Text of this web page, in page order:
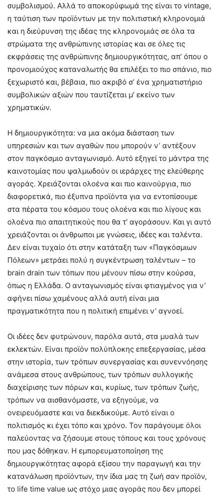
συμβολισμού. Αλλά το αποκορύφωμά της είναι το vintage,
η ταύτιση των προϊόντων με την πολιτιστική κληρονομιά
και η διεύρυνση της ιδέας της κληρονομιάς σε όλα τα
στρώματα της ανθρώπινης ιστορίας και σε όλες τις
εκφράσεις της ανθρώπινης δημιουργικότητας, απ’ όπου ο
προνομιούχος καταναλωτής θα επιλέξει το πιο σπάνιο, πιο
ξεχωριστό και, βέβαια, πιο ακριβό σ’ ένα χρηματιστήριο
συμβολικών αξιών που ταυτίζεται μ’ εκείνο των
χρηματικών.
Η δημιουργικότητα: να μια ακόμα διάσταση των
υπηρεσιών και των αγαθών που μπορούν ν’ αντέξουν
στον παγκόσμιο ανταγωνισμό. Αυτό εξηγεί το μάντρα της
καινοτομίας που ψαλμωδούν οι ιεράρχες της ελεύθερης
αγοράς. Χρειάζονται ολοένα και πιο καινούργια, πιο
διαφορετικά, πιο έξυπνα προϊόντα για να εντοπίσουμε
στα πέρατα του κόσμου τους ολοένα και πιο λίγους και
ολοένα πιο απαιτητικούς που θα τ’ αγοράσουν. Και γι αυτό
χρειάζονται οι άνθρωποι με γνώσεις, ιδέες και ταλέντα.
Δεν είναι τυχαίο ότι στην κατάταξη των «Παγκόσμιων
Πόλεων» μετράει πολύ η συγκέντρωση ταλέντων – το
brain drain των τόπων που μένουν πίσω στην κούρσα,
όπως η Ελλάδα. Ο ανταγωνισμός είναι φτιαγμένος για ν’
αφήνει πίσω χαμένους αλλά αυτή είναι μια
πραγματικότητα που η πολιτική επιμένει ν’ αγνοεί.
Οι ιδέες δεν φυτρώνουν, παρόλα αυτά, στα μυαλά των
εκλεκτών. Είναι προϊόν πολύπλοκης επεξεργασίας, μέσα
στην ιστορία, των τρόπων συνεργασίας και συνεννόησης
ανάμεσα στους ανθρώπους, των τρόπων συλλογικής
διαχείρισης των πόρων και, κυρίως, των τρόπων ζωής,
τρόπων να αισθανόμαστε, να εξηγούμε, να
ονειρευόμαστε και να διεκδικούμε. Αυτό είναι ο
πολιτισμός κι έχει τόπο και χρόνο. Τον παράγουμε όλοι
παλεύοντας να ζήσουμε στους τόπους και τους χρόνους
που μας δόθηκαν. Η εμπορευματοποίηση της
δημιουργικότητας αφορά εξίσου την παραγωγή και την
κατανάλωση προϊόντων, την ίδια μας τη ζωή σαν προϊόν,
το life time value ως στόχο μιας αγοράς που δεν μπορεί